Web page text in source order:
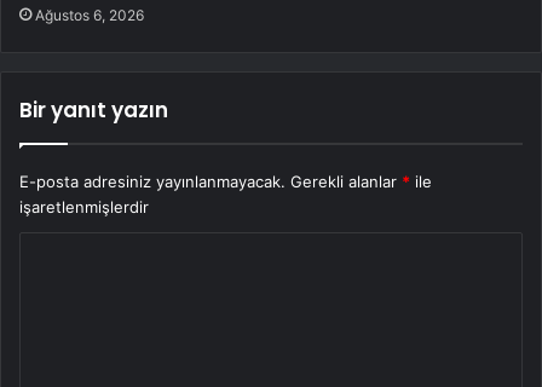
Ağustos 6, 2026
Bir yanıt yazın
E-posta adresiniz yayınlanmayacak. Gerekli alanlar * ile
işaretlenmişlerdir